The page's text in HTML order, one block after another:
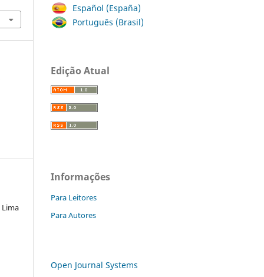
Español (España)
Português (Brasil)
Edição Atual
Informações
Para Leitores
Para Autores
Open Journal Systems